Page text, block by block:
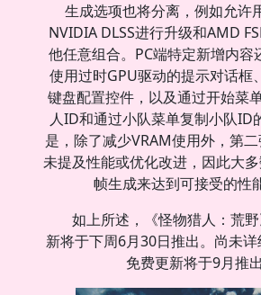
生成选项也将分离，例如允许
NVIDIA DLSS进行升级和AMD
他任意组合。PC端特定新增内容
使用过时GPU驱动的提示对话框
键盘配置控件，以及通过开始菜
人ID和通过小队菜单复制小队ID
是，除了减少VRAM使用外，第
未提及性能或优化改进，因此大
帧生成来达到可接受的性
如上所述，《怪物猎人：荒
新将于下周6月30日推出。尚未
免费更新将于9月推出